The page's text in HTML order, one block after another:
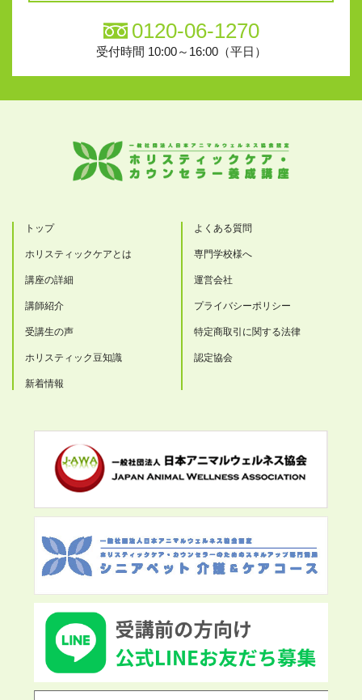
0120-06-1270
受付時間 10:00～16:00（平日）
トップ
ホリスティックケアとは
講座の詳細
講師紹介
受講生の声
ホリスティック豆知識
新着情報
よくある質問
専門学校様へ
運営会社
プライバシーポリシー
特定商取引に関する法律
認定協会